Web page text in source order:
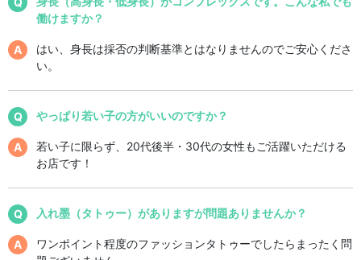
働けますか？
はい、身長は採否の判断基準とはなりませんのでご安心くださ
い。
やっぱり若い子の方がいいのですか？
若い子に限らず、20代後半・30代の女性もご活躍いただける
お店です！
入れ墨（タトゥー）がありますが問題ありませんか？
ワンポイント程度のファッションタトゥーでしたらまったく問